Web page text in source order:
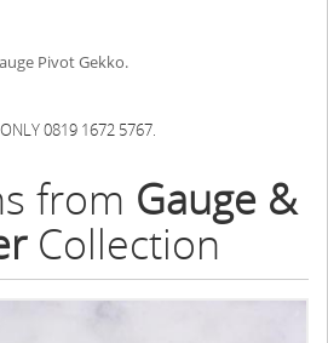
Pivot Gekko.
0819 1672 5767.
from Gauge &
Collection